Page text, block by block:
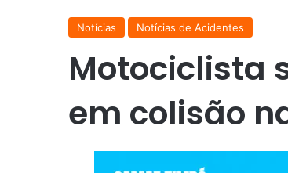
Notícias Notícias de Acidentes
Motociclista
em colisão